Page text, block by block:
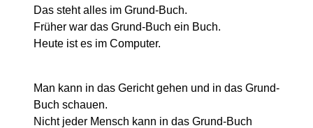
Das steht alles im Grund-Buch.
Früher war das Grund-Buch ein Buch.
Heute ist es im Computer.
Man kann in das Gericht gehen und in das Grund-
Buch schauen.
Nicht jeder Mensch kann in das Grund-Buch